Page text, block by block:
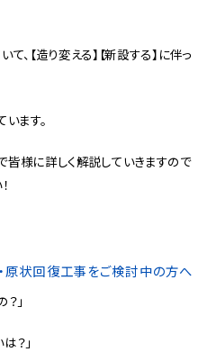
、【造り変える】【新設する】に伴っ
ます。
様に詳しく解説していきますので
原状回復工事をご検討中の方へ
」
？」